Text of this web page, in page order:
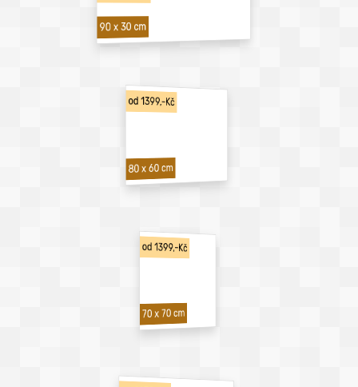
90 x 30 cm
od 1399,-Kč
80 x 60 cm
od 1399,-Kč
70 x 70 cm